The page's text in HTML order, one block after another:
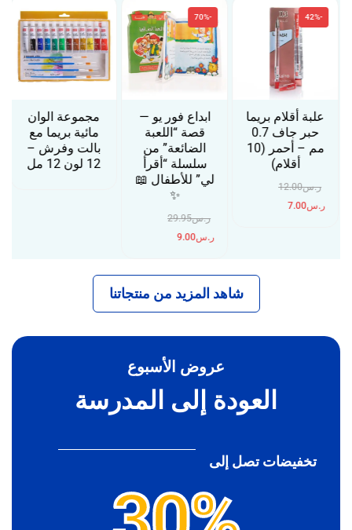
-42%
علبة أقلام بريما
حبر جاف 0.7
مم – أحمر (10
أقلام)
ر.س12.00
ر.س7.00
-70%
ابداع فور يو —
قصة “اللعبة
الضائعة” من
سلسلة “أقرأ
لي” للأطفال 📖
✨
ر.س29.95
ر.س9.00
مجموعة الوان
مائية بريما مع
بالت وفرش –
12 لون 12 مل
شاهد المزيد من منتجاتنا
عروض الأسبوع
العودة إلى المدرسة
تخفيضات تصل إلى